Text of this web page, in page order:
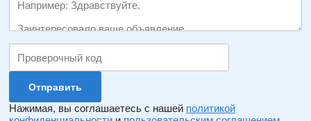
Нажимая, вы соглашаетесь с нашей политикой